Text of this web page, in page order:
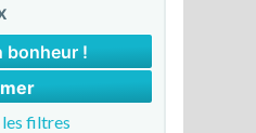
filtres